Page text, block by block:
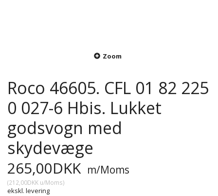
Zoom
Roco 46605. CFL 01 82 225
0 027-6 Hbis. Lukket
godsvogn med
skydevæge
265,00DKK m/Moms
(212,00DKK u/Moms)
ekskl. levering